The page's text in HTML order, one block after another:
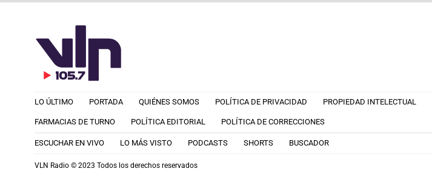
LO ÚLTIMO PORTADA QUIÉNES SOMOS POLÍTICA DE PRIVACIDAD PROPIEDAD INTELECTUAL
FARMACIAS DE TURNO POLÍTICA EDITORIAL POLÍTICA DE CORRECCIONES
ESCUCHAR EN VIVO LO MÁS VISTO PODCASTS SHORTS BUSCADOR
VLN Radio © 2023 Todos los derechos reservados